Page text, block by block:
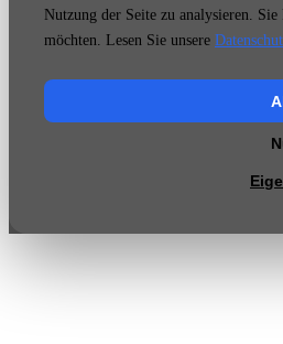
Nutzung der Seite zu analysieren.
möchten. Lesen Sie unsere